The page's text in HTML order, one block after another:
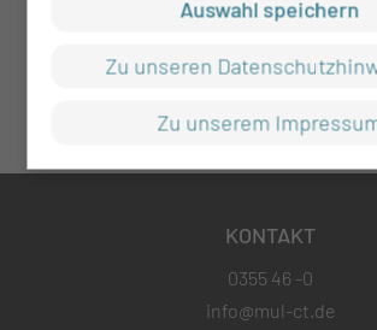
KONTAKT
0355 46 -0
info@mul-ct.de
Auswahl speichern
Zu unseren
Zu unserem